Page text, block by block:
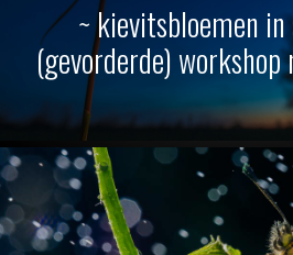
~ kievitsbloemen
(gevorderde)